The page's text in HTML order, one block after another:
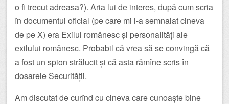
o fi trecut adreasa?). Aria lui de interes, după cum scria
în documentul oficial (pe care mi l-a semnalat cineva
de pe X) era Exilul românesc și personalități ale
exilului românesc. Probabil că vrea să se convingă că
a fost un spion strălucit și că asta rămîne scris în
dosarele Securității.
Am discutat de curînd cu cineva care cunoaște bine